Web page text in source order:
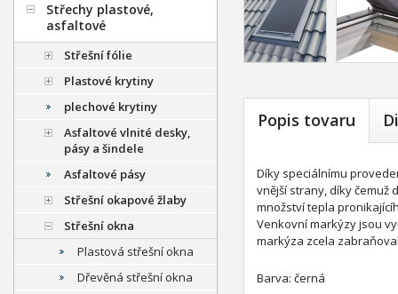
Popis tovaru
Díky speciálnímu
vnější strany, díky čemuž
množství tepla
Venkovní markýzy jsou
markýza zcela
Barva: černá
Střechy plastové,
asfaltové
Střešní fólie
Plastové krytiny
plechové krytiny
Asfaltové vlnité desky,
pásy a šindele
Asfaltové pásy
Střešní okapové žlaby
Střešní okna
Plastová střešní okna
Dřevěná střešní okna